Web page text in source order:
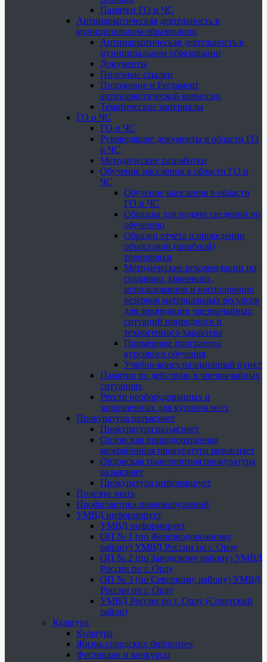
Памятки ГО и ЧС
Антинаркотическая деятельность в
муниципальном образовании
Антинаркотическая деятельность в
муниципальном образовании
Документы
Полезные ссылки
Положение и Регламент
антинаркотической комиссии
Тематические материалы
ГО и ЧС
ГО и ЧС
Руководящие документы в области ГО
и ЧС
Методические разработки
Обучение населения в области ГО и
ЧС
Обучение населения в области
ГО и ЧС
Образцы для подачи сведений по
обучению
Образец отчёта о проведении
объектовой (штабной)
тренировки
Методические рекомендации по
созданию, хранению ,
использованию и восполнению
резервов материальных ресурсов
для ликвидации чрезвычайных
ситуаций природного и
техногенного характера
Примерные программы
курсового обучения
Учебно-консультационный пункт
Памятки по действию в чрезвычайных
ситуациях
Реестр необорудованных и
запрещенных для купания мест
Прокуратура разъясняет
Прокуратура разъясняет
Орловская природоохранная
межрайонная прокуратура разъясняет
Орловская транспортная прокуратура
разъясняет
Прокуратура информирует
Полезно знать
Профилактика правонарушений
УМВД информирует
УМВД информирует
ОП № 1 (по Железнодорожному
району) УМВД России по г. Орлу
ОП № 2 (по Заводскому району) УМВД
России по г. Орлу
ОП № 3 (по Северному району) УМВД
России по г. Орлу
УМВД России по г. Орлу (Советский
район)
Культура
Культура
Жизнь городских библиотек
Фестивали и конкурсы